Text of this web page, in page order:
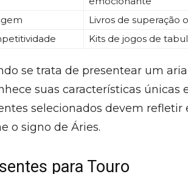
Livros de superação
Kits de jogos de
se trata de presentear um
suas características únicas
selecionados devem
o signo de Áries.
para Touro